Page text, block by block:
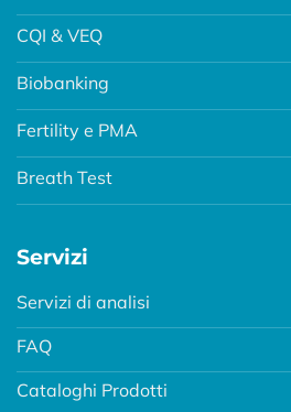
CQI & VEQ
Biobanking
Fertility e PMA
Breath Test
Servizi
Servizi di analisi
FAQ
Cataloghi Prodotti